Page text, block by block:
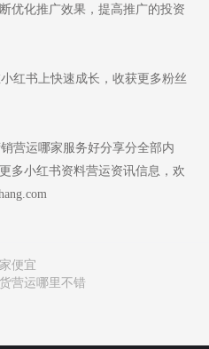
优化推广效果，提高推广的投资
红书上快速成长，收获更多粉丝
营运哪家服务好分享分全部内
多小红书资料营运资讯信息，欢
便宜
营运哪里不错